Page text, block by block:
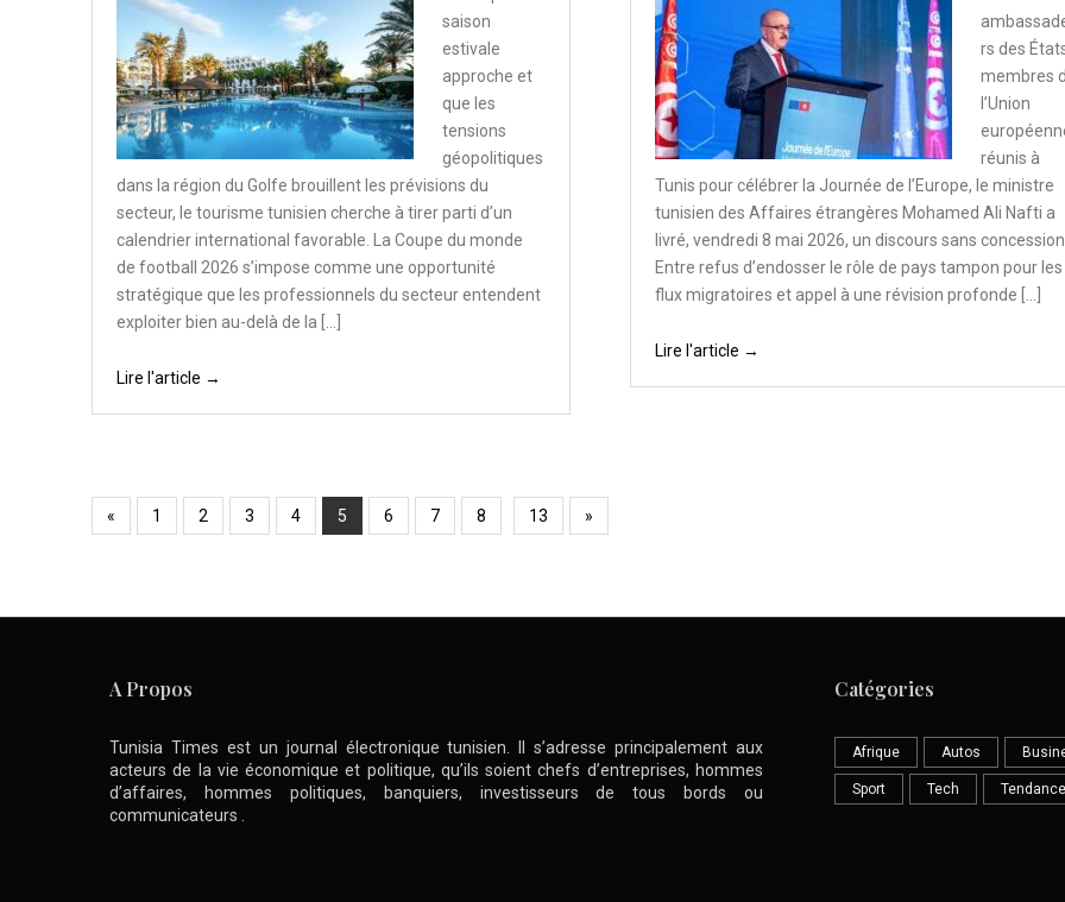
saison
estivale
approche et
que les
tensions
géopolitiques
dans la région du Golfe brouillent les prévisions du
secteur, le tourisme tunisien cherche à tirer parti d’un
calendrier international favorable. La Coupe du monde
de football 2026 s’impose comme une opportunité
stratégique que les professionnels du secteur entendent
exploiter bien au-delà de la […]
Lire l'article →
rs des
membres
l’Union
réunis à
Tunis pour célébrer la Journée de l’Europe, le ministre
tunisien des Affaires étrangères Mohamed Ali Nafti a
livré, vendredi 8 mai 2026, un discours sans
Entre refus d’endosser le rôle de pays tampon pour les
flux migratoires et appel à une révision profonde […]
Lire l'article →
« 1 2 3 4 5 6 7 8 13 »
A Propos
Tunisia Times est un journal électronique tunisien. Il s’adresse principalement aux
acteurs de la vie économique et politique, qu’ils soient chefs d’entreprises, hommes
d’affaires, hommes politiques, banquiers, investisseurs de tous bords ou
communicateurs .
Catégories
Afrique Autos
Sport Tech Tendance